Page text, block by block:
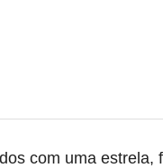
com uma